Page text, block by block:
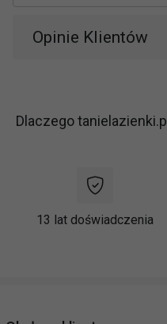
Opinie Klientów
Dlaczego tanielazienki.pl
13 lat doświadczenia